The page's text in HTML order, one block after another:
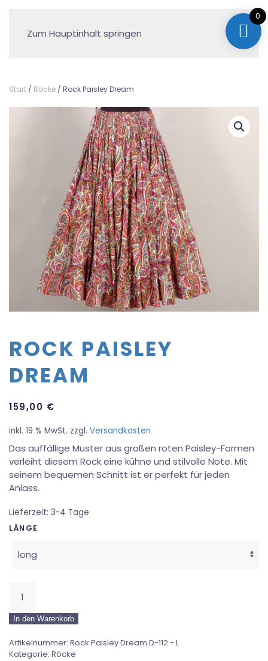
Zum Hauptinhalt springen
Start / Röcke / Rock Paisley Dream
ROCK PAISLEY
DREAM
159,00 €
inkl. 19 % MwSt. zzgl. Versandkosten
Das auffällige Muster aus großen roten Paisley-Formen
verleiht diesem Rock eine kühne und stilvolle Note. Mit
seinem bequemen Schnitt ist er perfekt für jeden
Anlass.
Lieferzeit: 3-4 Tage
LÄNGE
Paisley
Dream
Menge
In den Warenkorb
Artikelnummer: Rock Paisley Dream D-112 - L
Kategorie: Röcke
0